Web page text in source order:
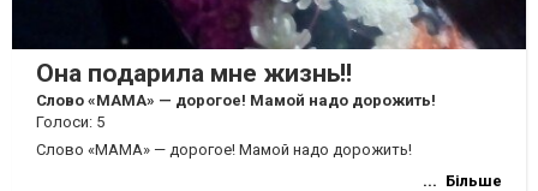
Она подарила мне жизнь!!
Слово «МАМА» — дорогое! Мамой надо дорожить!
Голоси: 5
Слово «МАМА» — дорогое! Мамой надо дорожить!
Більше